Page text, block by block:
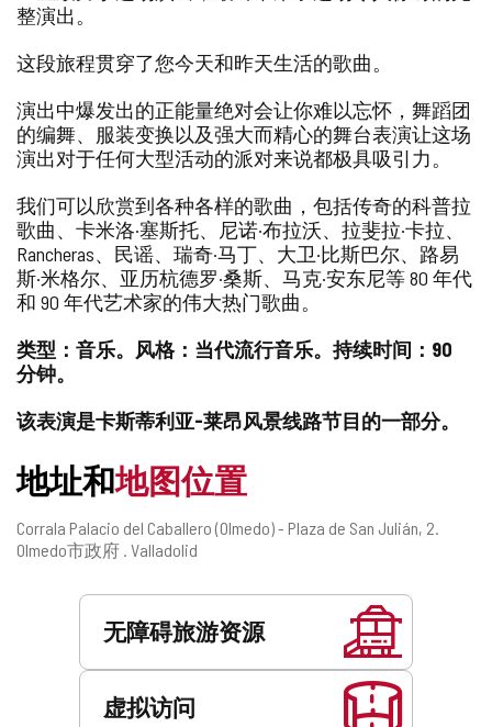
删
整演出。
这段旅程贯穿了您今天和昨天生活的歌曲。
演出中爆发出的正能量绝对会让你难以忘怀，舞蹈团
的编舞、服装变换以及强大而精心的舞台表演让这场
演出对于任何大型活动的派对来说都极具吸引力。
我们可以欣赏到各种各样的歌曲，包括传奇的科普拉
歌曲、卡米洛·塞斯托、尼诺·布拉沃、拉斐拉·卡拉、
Rancheras、民谣、瑞奇·马丁、大卫·比斯巴尔、路易
斯·米格尔、亚历杭德罗·桑斯、马克·安东尼等 80 年代
和 90 年代艺术家的伟大热门歌曲。
类型：音乐。风格：当代流行音乐。持续时间：90
分钟。
该表演是卡斯蒂利亚-莱昂风景线路节目的一部分。
地址和地图位置
邮
寄
Corrala Palacio del Caballero (Olmedo) - Plaza de San Julián, 2.
Olmedo市政府 . Valladolid
无障碍旅游资源
虚拟访问